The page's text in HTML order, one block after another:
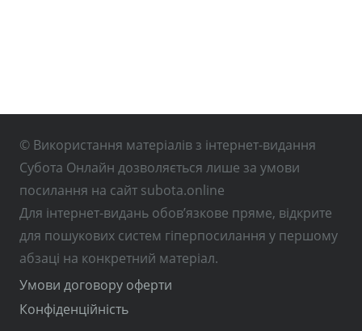
© Використання матеріалів з інтернет-видання
Субота Онлайн дозволяється лише за умови
посилання на сайт subota.online
Для інтернет-видань обов’язкове пряме, відкрите
для пошукових систем гіперпосилання у першому
абзаці на конкретний матеріал.
Умови договору оферти
Конфіденційність